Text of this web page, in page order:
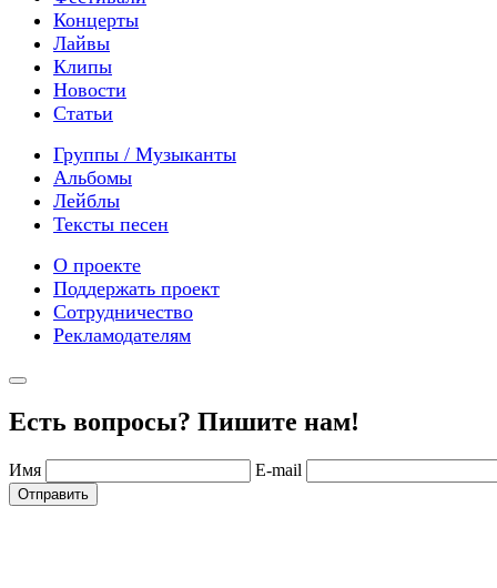
Концерты
Лайвы
Клипы
Новости
Статьи
Группы / Музыканты
Альбомы
Лейблы
Тексты песен
О проекте
Поддержать проект
Сотрудничество
Рекламодателям
Есть вопросы? Пишите нам!
Имя E-mail